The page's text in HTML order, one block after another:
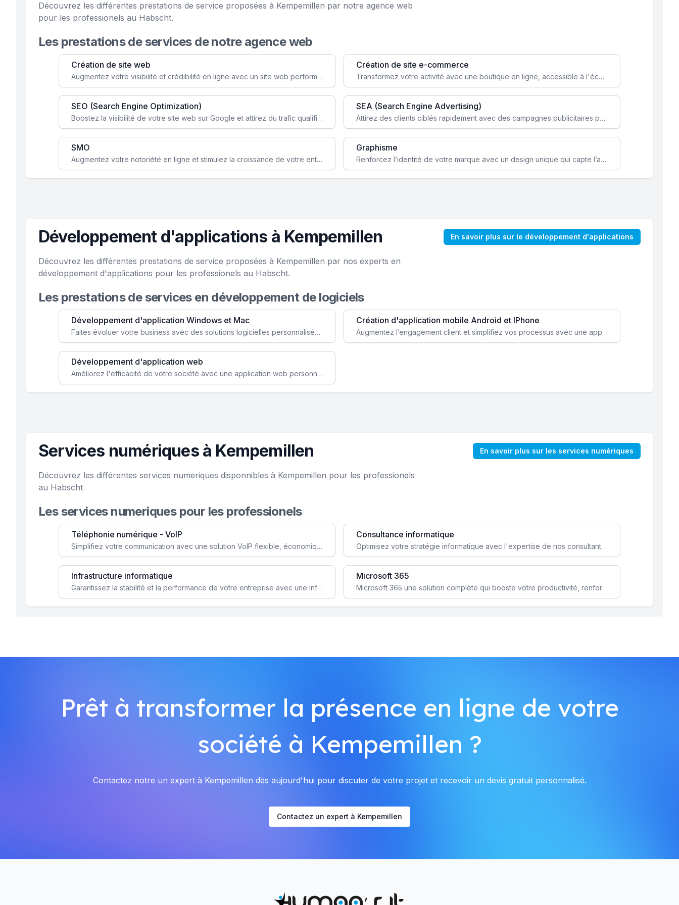
Découvrez les différentes prestations de service proposées à Kempemillen par notre agence web
pour les professionels au Habscht.
Les prestations de services de notre agence web
Création de site web
Augmentez votre visibilité et crédibilité en ligne avec un site web performant, conçu pour attirer plus de clients.
Création de site e-commerce
Transformez votre activité avec une boutique en ligne, accessible à l'échelle mondiale 24/7.
SEO (Search Engine Optimization)
Boostez la visibilité de votre site web sur Google et attirez du trafic qualifié grâce à nos stratégies SEO.
SEA (Search Engine Advertising)
Attirez des clients ciblés rapidement avec des campagnes publicitaires payantes optimisées pour vos objectifs.
SMO
Augmentez votre notoriété en ligne et stimulez la croissance de votre entreprise grâce à une stratégie sociale sur mesure.
Graphisme
Renforcez l’identité de votre marque avec un design unique qui capte l’attention et engage vos clients.
Développement d'applications à Kempemillen En savoir plus sur le développement d'applications
Découvrez les différentes prestations de service proposées à Kempemillen par nos experts en
développement d'applications pour les professionels au Habscht.
Les prestations de services en développement de logiciels
Développement d'application Windows et Mac
Faites évoluer votre business avec des solutions logicielles personnalisées, parfaitement adaptées à vos besoins spécifiques.
Création d'application mobile Android et IPhone
Augmentez l’engagement client et simplifiez vos processus avec une application mobile sur mesure, disponible sur iOS et Android.
Développement d'application web
Améliorez l'efficacité de votre société avec une application web personnalisée accessible partout et tout le temps.
Services numériques à Kempemillen En savoir plus sur les services numériques
Découvrez les différentes services numeriques disponnibles à Kempemillen pour les professionels
au Habscht
Les services numeriques pour les professionels
Téléphonie numérique - VoIP
Simplifiez votre communication avec une solution VoIP flexible, économique et adaptée à vos besoins professionnels.
Consultance informatique
Optimisez votre stratégie informatique avec l'expertise de nos consultants pour améliorer votre efficacité et sécurité.
Infrastructure informatique
Garantissez la stabilité et la performance de votre entreprise avec une infrastructure IT sécurisée et évolutive.
Microsoft 365
Microsoft 365 une solution complète qui booste votre productivité, renforce la sécurité de vos données et facilite la collaboration.
Prêt à transformer la présence en ligne de votre
société à Kempemillen ?
Contactez notre un expert à Kempemillen dès aujourd'hui pour discuter de votre projet et recevoir un devis gratuit personnalisé.
Contactez un expert à Kempemillen